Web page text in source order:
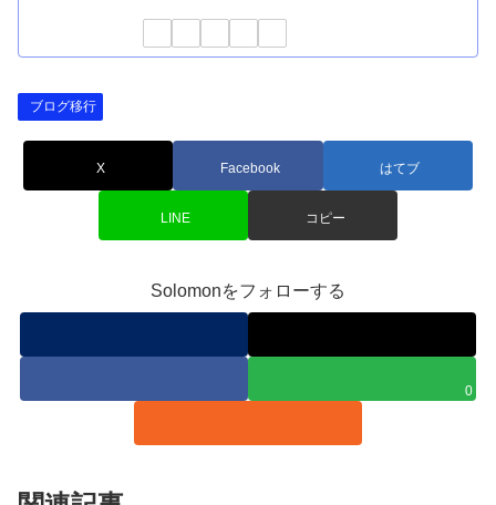
ブログ移行
X Facebook はてブ
LINE コピー
Solomonをフォローする
0